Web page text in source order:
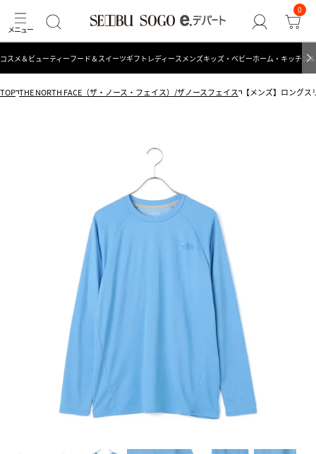
0
コスメ＆ビューティーフード＆スイーツギフト レディース メンズキッズ・ベビーホーム・キッチン
TOP THE NORTH FACE（ザ・ノース・フェイス）/ザノースフェイス 【メンズ】ロング